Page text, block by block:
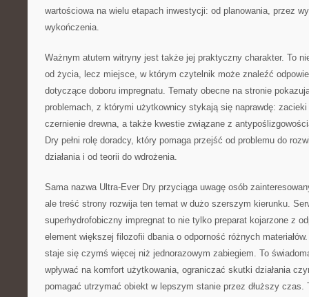
wartościowa na wielu etapach inwestycji: od planowania, przez
wykończenia.
Ważnym atutem witryny jest także jej praktyczny charakter. To
od życia, lecz miejsce, w którym czytelnik może znaleźć
dotyczące doboru impregnatu. Tematy obecne na stronie
problemach, z którymi użytkownicy stykają się naprawdę:
czernienie drewna, a także kwestie związane z
Dry pełni rolę doradcy, który pomaga przejść od problemu do
działania i od teorii do wdrożenia.
Sama nazwa Ultra-Ever Dry przyciąga uwagę osób
ale treść strony rozwija ten temat w dużo szerszym kierunku.
superhydrofobiczny impregnat to nie tylko preparat kojarzone z
element większej filozofii dbania o odporność różnych
staje się czymś więcej niż jednorazowym zabiegiem. To
wpływać na komfort użytkowania, ograniczać skutki działania
pomagać utrzymać obiekt w lepszym stanie przez dłuższy czas.